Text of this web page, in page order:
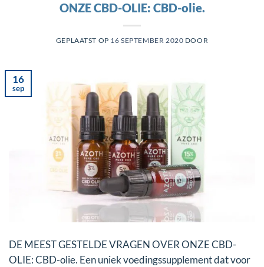
ONZE CBD-OLIE: CBD-olie.
GEPLAATST OP 16 SEPTEMBER 2020 DOOR
16
sep
DE MEEST GESTELDE VRAGEN OVER ONZE CBD-
OLIE: CBD-olie. Een uniek voedingssupplement dat voor